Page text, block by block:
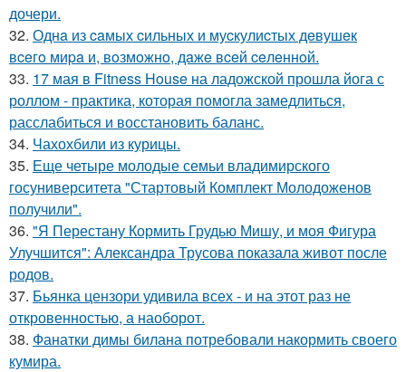
дочери.
32. Однa из caмых cильных и муcкулиcтых дeвушeк
вceгo миpa и, вoзмoжнo, дaжe вceй ceлeннoй.
33. 17 мая в Fitness House на ладожской прошла йога с
роллом - практика, которая помогла замедлиться,
расслабиться и восстановить баланс.
34. Чахохбили из курицы.
35. Еще четыре молодые семьи владимирского
госуниверситета "Стартовый Комплект Молодоженов
получили".
36. "Я Перестану Кормить Грудью Мишу, и моя Фигура
Улучшится": Александра Трусова показала живот после
родов.
37. Бьянка цензори удивила всех - и на этот раз не
откровенностью, а наоборот.
38. Фанатки димы билана потребовали накормить своего
кумира.